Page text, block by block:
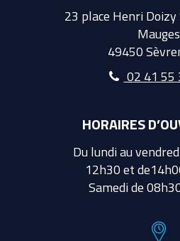
23 place Henri
Mauges
49450
02 41 55
HORAIRES
Du lundi au
12h30 et
Samedi de